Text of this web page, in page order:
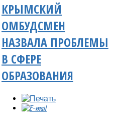
КРЫМСКИЙ
ОМБУДСМЕН
НАЗВАЛА ПРОБЛЕМЫ
В СФЕРЕ
ОБРАЗОВАНИЯ